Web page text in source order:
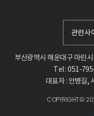
부산광역시 해운대구 마린
Tel : 051-
대표자 : 안병길,
COPYRIGHT©
관련사